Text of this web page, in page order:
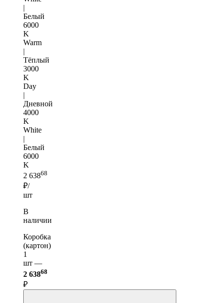
|
Белый
6000
K
Warm
|
Тёплый
3000
K
Day
|
Дневной
4000
K
White
|
Белый
6000
K
2 63868
₽/
шт
В
наличии
Коробка
(картон)
1
шт —
2 63868
₽